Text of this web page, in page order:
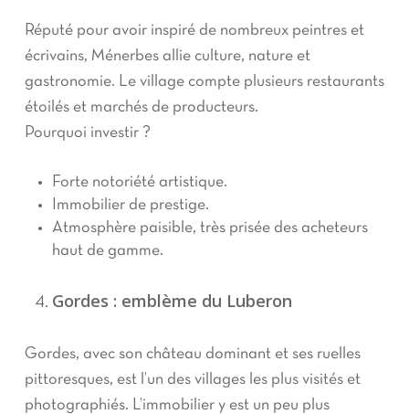
Réputé pour avoir inspiré de nombreux peintres et
écrivains, Ménerbes allie culture, nature et
gastronomie. Le village compte plusieurs restaurants
étoilés et marchés de producteurs.
Pourquoi investir ?
Forte notoriété artistique.
Immobilier de prestige.
Atmosphère paisible, très prisée des acheteurs
haut de gamme.
Gordes : emblème du Luberon
Gordes, avec son château dominant et ses ruelles
pittoresques, est l’un des villages les plus visités et
photographiés. L’immobilier y est un peu plus